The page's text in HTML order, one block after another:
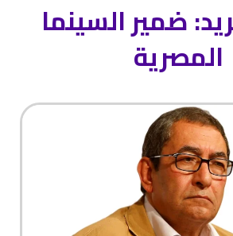
ضمير السينما
المصرية